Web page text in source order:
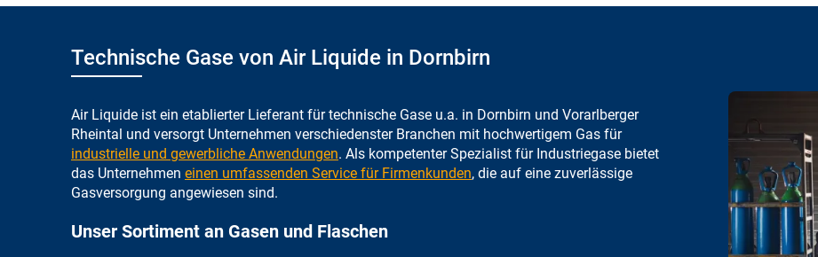
Technische Gase von Air Liquide in Dornbirn
Air Liquide ist ein etablierter Lieferant für technische Gase u.a. in Dornbirn und Vorarlberger
Rheintal und versorgt Unternehmen verschiedenster Branchen mit hochwertigem Gas für
industrielle und gewerbliche Anwendungen. Als kompetenter Spezialist für Industriegase bietet
das Unternehmen einen umfassenden Service für Firmenkunden, die auf eine zuverlässige
Gasversorgung angewiesen sind.
Unser Sortiment an Gasen und Flaschen